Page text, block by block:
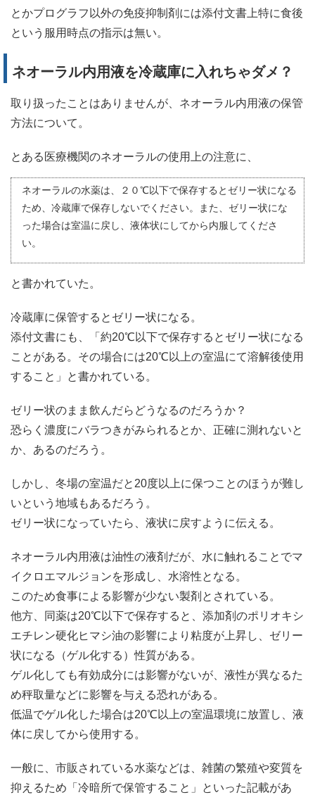
とかプログラフ以外の免疫抑制剤には添付文書上特に食後
という服用時点の指示は無い。
ネオーラル内用液を冷蔵庫に入れちゃダメ？
取り扱ったことはありませんが、ネオーラル内用液の保管
方法について。
とある医療機関のネオーラルの使用上の注意に、
ネオーラルの水薬は、２０℃以下で保存するとゼリー状になる
ため、冷蔵庫で保存しないでください。また、ゼリー状にな
った場合は室温に戻し、液体状にしてから内服してくださ
い。
と書かれていた。
冷蔵庫に保管するとゼリー状になる。
添付文書にも、「約20℃以下で保存するとゼリー状になる
ことがある。その場合には20℃以上の室温にて溶解後使用
すること」と書かれている。
ゼリー状のまま飲んだらどうなるのだろうか？
恐らく濃度にバラつきがみられるとか、正確に測れないと
か、あるのだろう。
しかし、冬場の室温だと20度以上に保つことのほうが難し
いという地域もあるだろう。
ゼリー状になっていたら、液状に戻すように伝える。
ネオーラル内用液は油性の液剤だが、水に触れることでマ
イクロエマルジョンを形成し、水溶性となる。
このため食事による影響が少ない製剤とされている。
他方、同薬は20℃以下で保存すると、添加剤のポリオキシ
エチレン硬化ヒマシ油の影響により粘度が上昇し、ゼリー
状になる（ゲル化する）性質がある。
ゲル化しても有効成分には影響がないが、液性が異なるた
め秤取量などに影響を与える恐れがある。
低温でゲル化した場合は20℃以上の室温環境に放置し、液
体に戻してから使用する。
一般に、市販されている水薬などは、雑菌の繁殖や変質を
抑えるため「冷暗所で保管すること」といった記載があ